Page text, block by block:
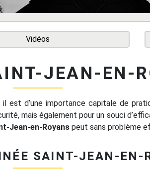
Vidéos
JEAN-EN-
est d’une importance capitale de
mais également pour un souci
Jean-en-Royans peut sans problème
SAINT-JEAN-EN-